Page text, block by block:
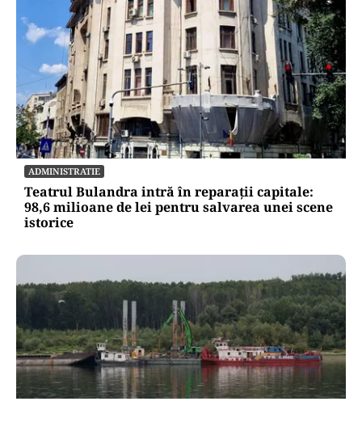
ADMINISTRATIE
Teatrul Bulandra intră în reparații capitale:
98,6 milioane de lei pentru salvarea unei scene
istorice